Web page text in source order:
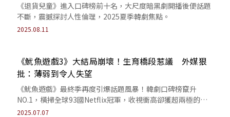
《退貨兒童》進入口碑榜前十名，大尺度暗黑劇開播後便話題
不斷，震撼探討人性倫理，2025夏季韓劇焦點。
2025.08.11
《魷魚遊戲3》大結局崩壞！生育橋段惹議 外媒狠
批：薄弱到令人失望
《魷魚遊戲》最終季再度引爆話題風暴！韓劇口碑榜竄升
NO.1，橫掃全球93國Netflix冠軍，收視衝高卻獲超兩極的評
價？
2025.07.07